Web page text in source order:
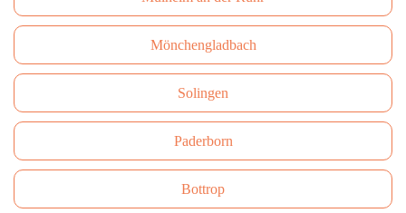
Mönchengladbach
Solingen
Paderborn
Bottrop